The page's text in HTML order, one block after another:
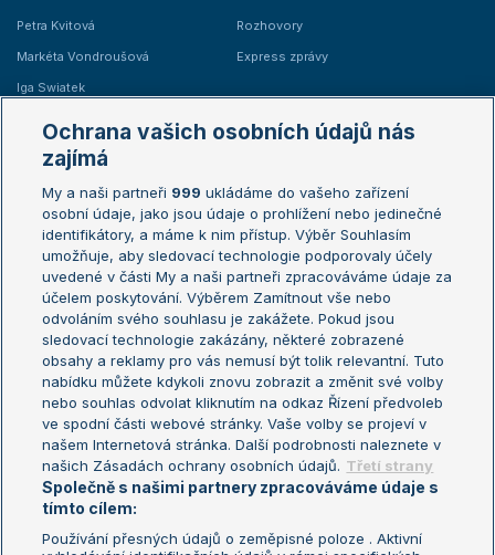
Petra Kvitová
Markéta Vondroušová
Iga Swiatek
Rozhovory
Express zprávy
Žebříčky
Žebříček ATP (muži)
Žebříček WTA (ženy)
Sázkařský žebříček
Australian Open
French Open
Wimbledon
US Open
Turnaj mistrů
Turnaj mistryň
Aktualní trendy
Fotbalové přestupy
Livesport Daily
LS Prague Open
Ochrana vašich osobních údajů nás
zajímá
My a naši partneři 999 ukládáme do vašeho zařízení
osobní údaje, jako jsou údaje o prohlížení nebo jedinečné
identifikátory, a máme k nim přístup. Výběr Souhlasím
umožňuje, aby sledovací technologie podporovaly účely
uvedené v části My a naši partneři zpracováváme údaje za
účelem poskytování. Výběrem Zamítnout vše nebo
odvoláním svého souhlasu je zakážete. Pokud jsou
sledovací technologie zakázány, některé zobrazené
obsahy a reklamy pro vás nemusí být tolik relevantní. Tuto
nabídku můžete kdykoli znovu zobrazit a změnit své volby
nebo souhlas odvolat kliknutím na odkaz Řízení předvoleb
ve spodní části webové stránky. Vaše volby se projeví v
našem Internetová stránka. Další podrobnosti naleznete v
našich Zásadách ochrany osobních údajů. Třetí strany
Společně s našimi partnery zpracováváme údaje s
tímto cílem:
Používání přesných údajů o zeměpisné poloze . Aktivní